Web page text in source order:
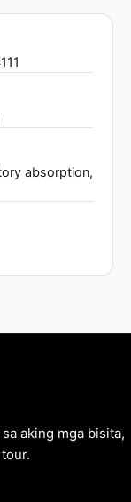
absorption,
aking mga bisita,